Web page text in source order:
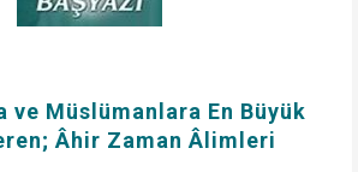
ve Müslümanlara En Büyük
Âhir Zaman Âlimleri